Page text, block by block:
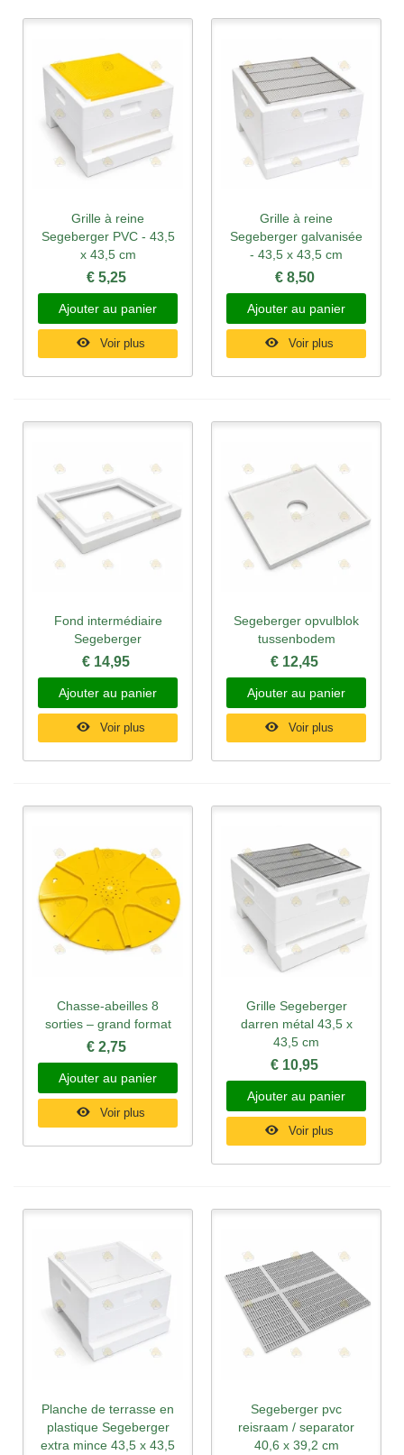
Grille à reine
Segeberger PVC - 43,5
x 43,5 cm
€ 5,25
Ajouter au panier
Voir plus
Grille à reine
Segeberger galvanisée
- 43,5 x 43,5 cm
€ 8,50
Ajouter au panier
Voir plus
Fond intermédiaire
Segeberger
€ 14,95
Ajouter au panier
Voir plus
Segeberger opvulblok
tussenbodem
€ 12,45
Ajouter au panier
Voir plus
Chasse-abeilles 8
sorties – grand format
€ 2,75
Ajouter au panier
Voir plus
Grille Segeberger
darren métal 43,5 x
43,5 cm
€ 10,95
Ajouter au panier
Voir plus
Planche de terrasse en
plastique Segeberger
extra mince 43,5 x 43,5
Segeberger pvc
reisraam / separator
40,6 x 39,2 cm